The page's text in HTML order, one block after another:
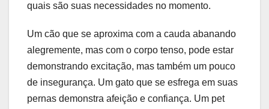
quais são suas necessidades no momento.
Um cão que se aproxima com a cauda abanando
alegremente, mas com o corpo tenso, pode estar
demonstrando excitação, mas também um pouco
de insegurança. Um gato que se esfrega em suas
pernas demonstra afeição e confiança. Um pet